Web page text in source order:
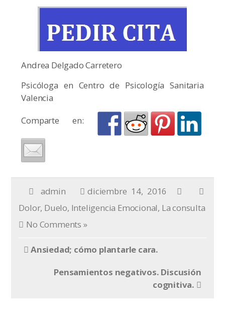
Andrea Delgado Carretero
Psicóloga en Centro de Psicología Sanitaria
Valencia
Comparte en:
admin
diciembre 14, 2016
Dolor, Duelo, Inteligencia Emocional, La consulta
No Comments »
Ansiedad; cómo plantarle cara.
Pensamientos negativos. Discusión
cognitiva.